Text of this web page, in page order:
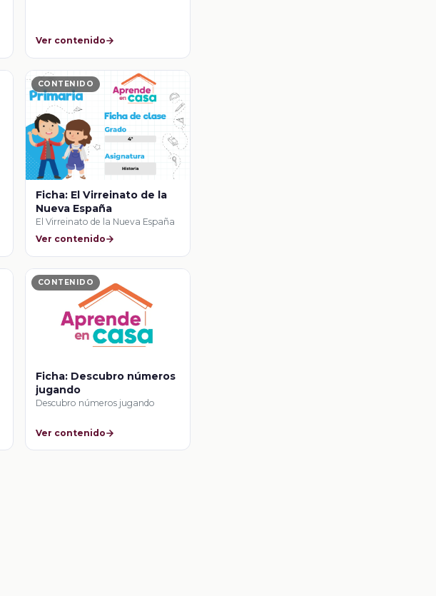
Ver contenido
CONTENIDO
Ficha: El Virreinato de la
Nueva España
El Virreinato de la Nueva España
Ver contenido
CONTENIDO
Ficha: Descubro números
jugando
Descubro números jugando
Ver contenido